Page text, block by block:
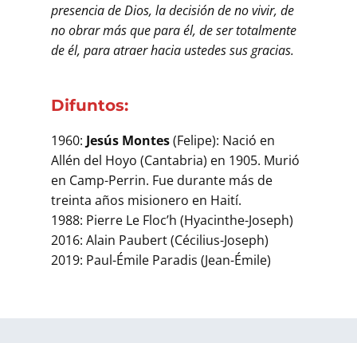
presencia de Dios, la decisión de no vivir, de
no obrar más que para él, de ser totalmente
de él, para atraer hacia ustedes sus gracias.
Difuntos:
1960: Jesús Montes(Felipe): Nació en
Allén del Hoyo (Cantabria) en 1905. Murió
en Camp-Perrin. Fue durante más de
treinta años misionero en Haití.
1988: Pierre Le Floc’h (Hyacinthe-Joseph)
2016: Alain Paubert (Cécilius-Joseph)
2019: Paul-Émile Paradis (Jean-Émile)